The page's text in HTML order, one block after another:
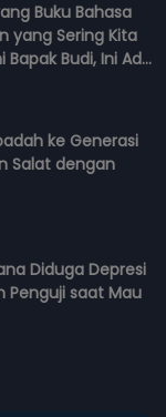
Buku Bahasa
yang Sering Kita
Budi, Ini Adik
ke Generasi
Salat dengan
Diduga Depresi
Penguji saat Mau